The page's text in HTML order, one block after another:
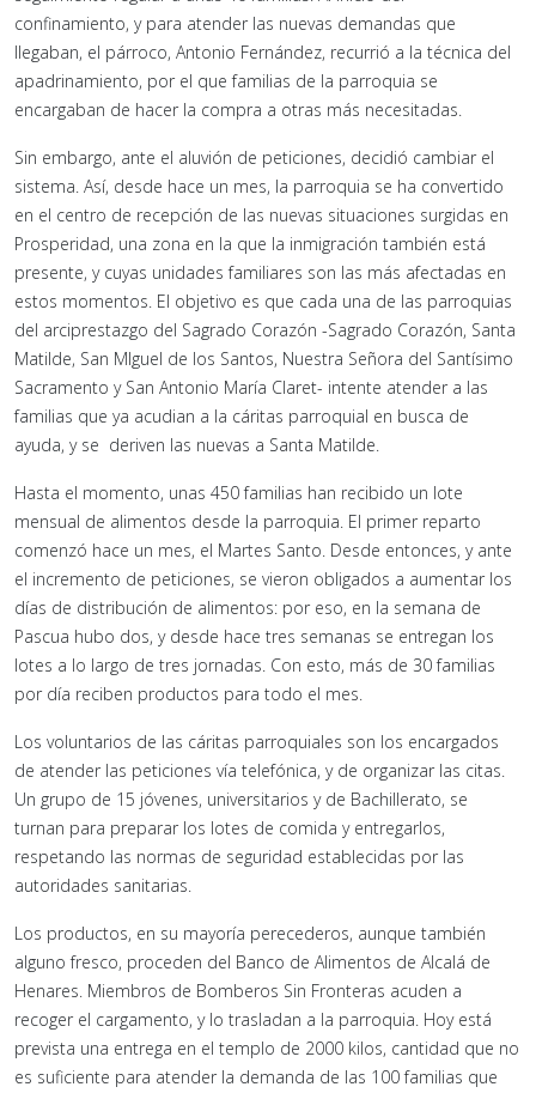
confinamiento, y para atender las nuevas demandas que
llegaban, el párroco, Antonio Fernández, recurrió a la técnica del
apadrinamiento, por el que familias de la parroquia se
encargaban de hacer la compra a otras más necesitadas.
Sin embargo, ante el aluvión de peticiones, decidió cambiar el
sistema. Así, desde hace un mes, la parroquia se ha convertido
en el centro de recepción de las nuevas situaciones surgidas en
Prosperidad, una zona en la que la inmigración también está
presente, y cuyas unidades familiares son las más afectadas en
estos momentos. El objetivo es que cada una de las parroquias
del arciprestazgo del Sagrado Corazón -Sagrado Corazón, Santa
Matilde, San MIguel de los Santos, Nuestra Señora del Santísimo
Sacramento y San Antonio María Claret- intente atender a las
familias que ya acudian a la cáritas parroquial en busca de
ayuda, y se deriven las nuevas a Santa Matilde.
Hasta el momento, unas 450 familias han recibido un lote
mensual de alimentos desde la parroquia. El primer reparto
comenzó hace un mes, el Martes Santo. Desde entonces, y ante
el incremento de peticiones, se vieron obligados a aumentar los
días de distribución de alimentos: por eso, en la semana de
Pascua hubo dos, y desde hace tres semanas se entregan los
lotes a lo largo de tres jornadas. Con esto, más de 30 familias
por día reciben productos para todo el mes.
Los voluntarios de las cáritas parroquiales son los encargados
de atender las peticiones vía telefónica, y de organizar las citas.
Un grupo de 15 jóvenes, universitarios y de Bachillerato, se
turnan para preparar los lotes de comida y entregarlos,
respetando las normas de seguridad establecidas por las
autoridades sanitarias.
Los productos, en su mayoría perecederos, aunque también
alguno fresco, proceden del Banco de Alimentos de Alcalá de
Henares. Miembros de Bomberos Sin Fronteras acuden a
recoger el cargamento, y lo trasladan a la parroquia. Hoy está
prevista una entrega en el templo de 2000 kilos, cantidad que no
es suficiente para atender la demanda de las 100 familias que